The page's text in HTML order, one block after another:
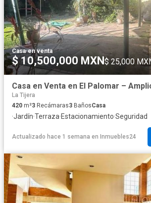
Casa·en venta
$ 10,500,000 MXN$ 25,000
Casa en Venta en El Palomar –
La Tijera
420 m²3 Recámaras3 BañosCasa
·Jardín·Terraza·Estacionamiento·Seguridad
Actualizado hace 1 semana en Inmuebles24